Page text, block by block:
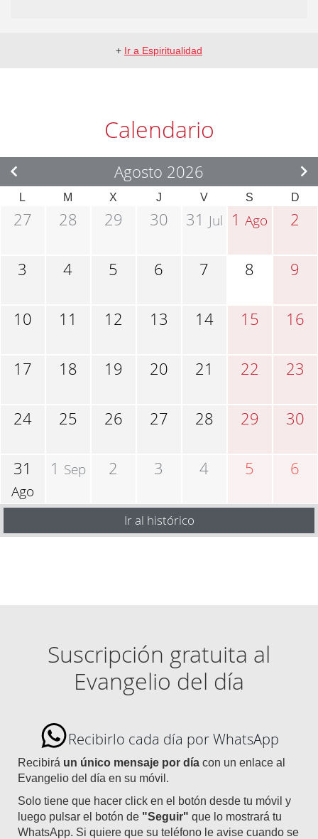
+ Ir a Espiritualidad
Calendario
Agosto 2026
L M X J V S D
27 28 29 30 31 Jul 1Ago 2
3 4 5 6 7 8 9
10 11 12 13 14 15 16
17 18 19 20 21 22 23
24 25 26 27 28 29 30
31
Ago
1 Sep 2 3 4 5 6
Ir al histórico
Suscripción gratuita al
Evangelio del día
Recibirlo cada día por WhatsApp
Recibirá un único mensaje por día con un enlace al
Evangelio del día en su móvil.
Solo tiene que hacer click en el botón desde tu móvil y
luego pulsar el botón de "Seguir" que lo mostrará tu
WhatsApp. Si quiere que su teléfono le avise cuando se